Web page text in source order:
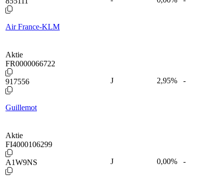
Air France-KLM
Aktie
FR0000066722
917556
Guillemot
J 2,95% -
Aktie
FI4000106299
A1W9NS J 0,00% -